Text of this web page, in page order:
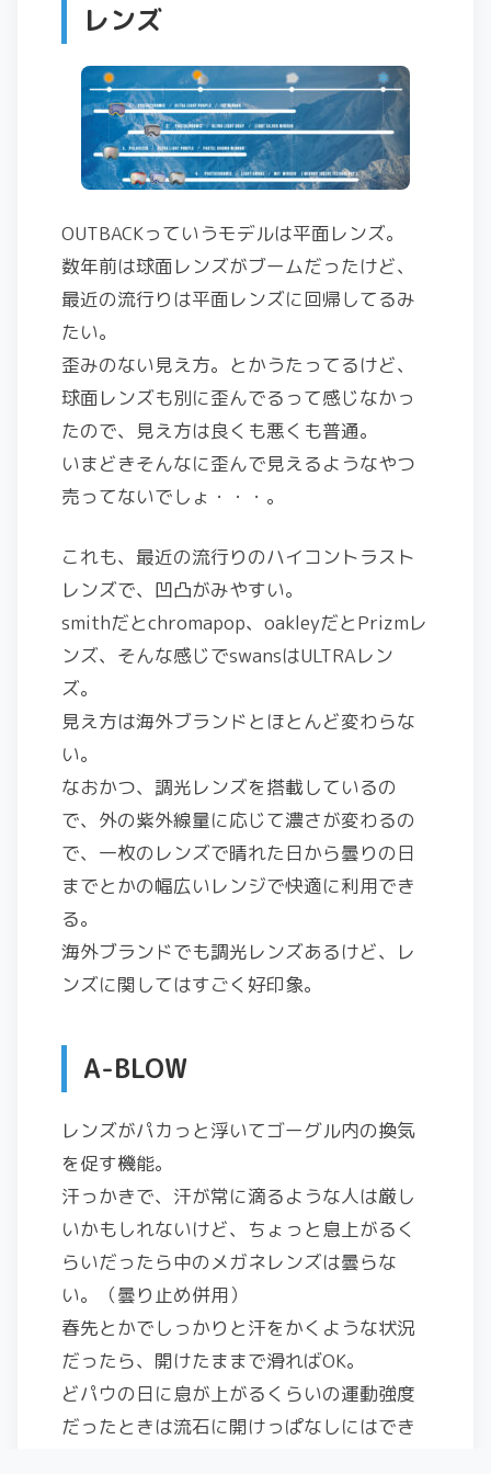
レンズ
OUTBACKっていうモデルは平面レンズ。
数年前は球面レンズがブームだったけど、
最近の流行りは平面レンズに回帰してるみ
たい。
歪みのない見え方。とかうたってるけど、
球面レンズも別に歪んでるって感じなかっ
たので、見え方は良くも悪くも普通。
いまどきそんなに歪んで見えるようなやつ
売ってないでしょ・・・。
これも、最近の流行りのハイコントラスト
レンズで、凹凸がみやすい。
smithだとchromapop、oakleyだとPrizmレ
ンズ、そんな感じでswansはULTRAレン
ズ。
見え方は海外ブランドとほとんど変わらな
い。
なおかつ、調光レンズを搭載しているの
で、外の紫外線量に応じて濃さが変わるの
で、一枚のレンズで晴れた日から曇りの日
までとかの幅広いレンジで快適に利用でき
る。
海外ブランドでも調光レンズあるけど、レ
ンズに関してはすごく好印象。
A-BLOW
レンズがパカっと浮いてゴーグル内の換気
を促す機能。
汗っかきで、汗が常に滴るような人は厳し
いかもしれないけど、ちょっと息上がるく
らいだったら中のメガネレンズは曇らな
い。（曇り止め併用）
春先とかでしっかりと汗をかくような状況
だったら、開けたままで滑ればOK。
どパウの日に息が上がるくらいの運動強度
だったときは流石に開けっぱなしにはでき